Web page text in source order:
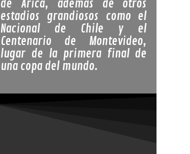
de Arica, además de otros
estadios grandiosos como el
Nacional de Chile y el
Centenario de Montevideo,
lugar de la primera final de
una copa del mundo.